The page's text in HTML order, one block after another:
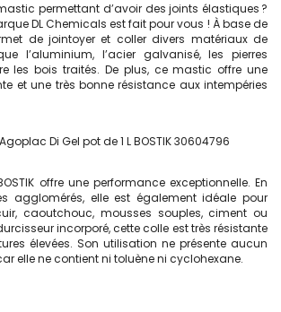
permettant d’avoir des joints élastiques ?
DL Chemicals est fait pour vous ! À base de
de jointoyer et coller divers matériaux de
l’aluminium, l’acier galvanisé, les pierres
les bois traités. De plus, ce mastic offre une
et une très bonne résistance aux intempéries
Di Gel pot de 1 L BOSTIK 30604796
offre une performance exceptionnelle. En
agglomérés, elle est également idéale pour
caoutchouc, mousses souples, ciment ou
incorporé, cette colle est très résistante
élevées. Son utilisation ne présente aucun
elle ne contient ni toluène ni cyclohexane.